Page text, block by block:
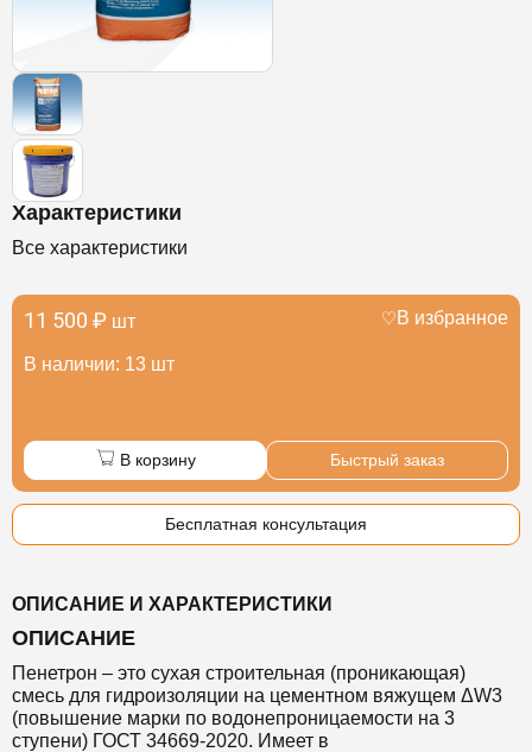
Характеристики
Все характеристики
11 500 ₽ шт
В наличии: 13 шт
В избранное
В корзину Быстрый заказ
Бесплатная консультация
ОПИСАНИЕ И ХАРАКТЕРИСТИКИ
ОПИСАНИЕ
Пенетрон – это сухая строительная (проникающая)
смесь для гидроизоляции на цементном вяжущем ΔW3
(повышение марки по водонепроницаемости на 3
ступени) ГОСТ 34669-2020. Имеет в